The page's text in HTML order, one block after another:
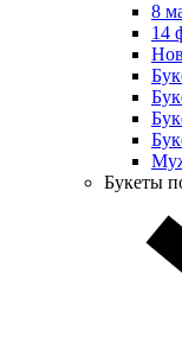
8
14
Букеты